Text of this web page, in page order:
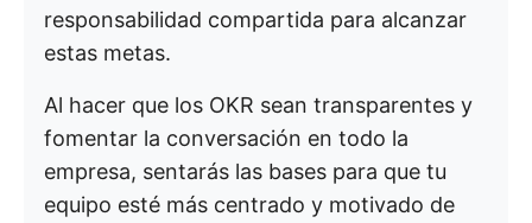
responsabilidad compartida para alcanzar
estas metas.
Al hacer que los OKR sean transparentes y
fomentar la conversación en todo la
empresa, sentarás las bases para que tu
equipo esté más centrado y motivado de